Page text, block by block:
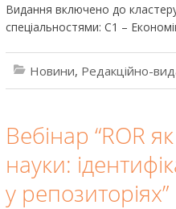
Видання включено до
спеціальностями: С1 –
Новини, Редакційно-
Вебінар “ROR
науки:
у репозиторіях”